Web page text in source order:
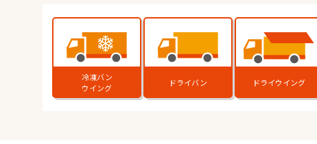
冷凍バン
ウイング
ドライバン ドライウイング